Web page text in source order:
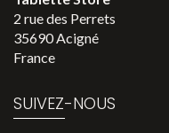
2 rue des Perrets
35690 Acigné
France
SUIVEZ-NOUS